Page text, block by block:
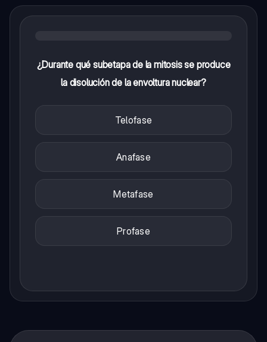
¿Durante qué subetapa de la mitosis se produce
la disolución de la envoltura nuclear?
Telofase
Anafase
Metafase
Profase